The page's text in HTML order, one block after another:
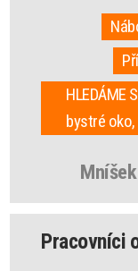
HLEDÁME
bystré
Pracovníci